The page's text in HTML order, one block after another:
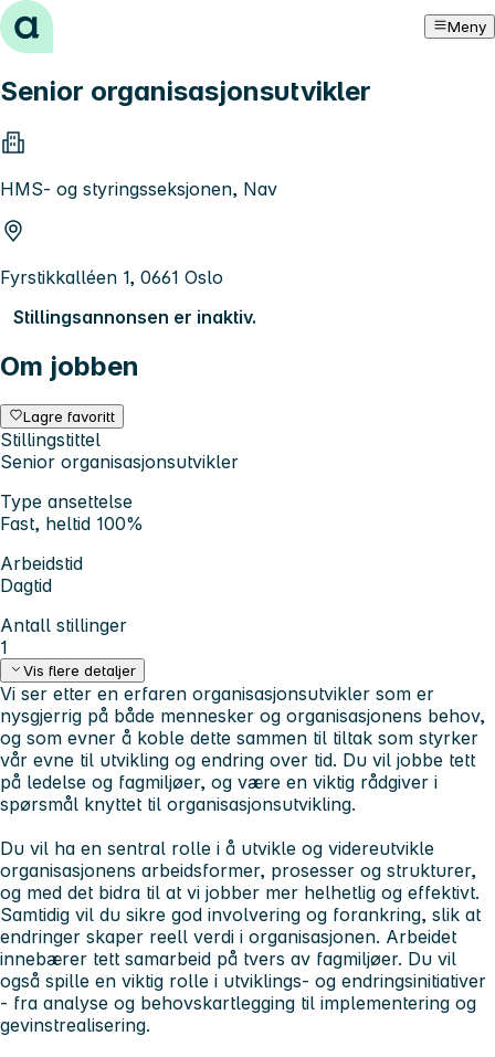
Hopp til innhold Meny
Senior organisasjonsutvikler
HMS- og styringsseksjonen, Nav
Fyrstikkalléen 1, 0661 Oslo
Stillingsannonsen er inaktiv.
Om jobben
Lagre favoritt
Stillingstittel
Senior organisasjonsutvikler
Type ansettelse
Fast, heltid 100%
Arbeidstid
Dagtid
Antall stillinger
1
Vis flere detaljer
Vi ser etter en erfaren organisasjonsutvikler som er
nysgjerrig på både mennesker og organisasjonens behov,
og som evner å koble dette sammen til tiltak som styrker
vår evne til utvikling og endring over tid. Du vil jobbe tett
på ledelse og fagmiljøer, og være en viktig rådgiver i
spørsmål knyttet til organisasjonsutvikling.
Du vil ha en sentral rolle i å utvikle og videreutvikle
organisasjonens arbeidsformer, prosesser og strukturer,
og med det bidra til at vi jobber mer helhetlig og effektivt.
Samtidig vil du sikre god involvering og forankring, slik at
endringer skaper reell verdi i organisasjonen. Arbeidet
innebærer tett samarbeid på tvers av fagmiljøer. Du vil
også spille en viktig rolle i utviklings- og endringsinitiativer
- fra analyse og behovskartlegging til implementering og
gevinstrealisering.